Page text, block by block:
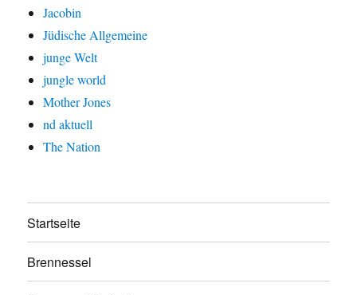
Jacobin
Jüdische Allgemeine
junge Welt
jungle world
Mother Jones
nd aktuell
The Nation
Startseite
Brennessel